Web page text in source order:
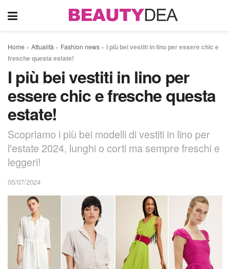
Home » Attualità » Fashion news » I più bei vestiti in lino per essere chic e
fresche questa estate!
I più bei vestiti in lino per
essere chic e fresche questa
estate!
Scopriamo i più bei modelli di vestiti in lino per
l'estate 2024, lunghi o corti ma sempre freschi e
leggeri!
05/07/2024